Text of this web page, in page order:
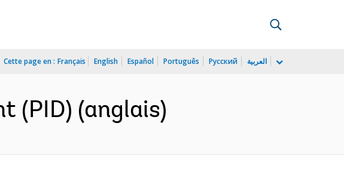
Cette page en : Français English Español Português Русский العربية
(PID) (anglais)